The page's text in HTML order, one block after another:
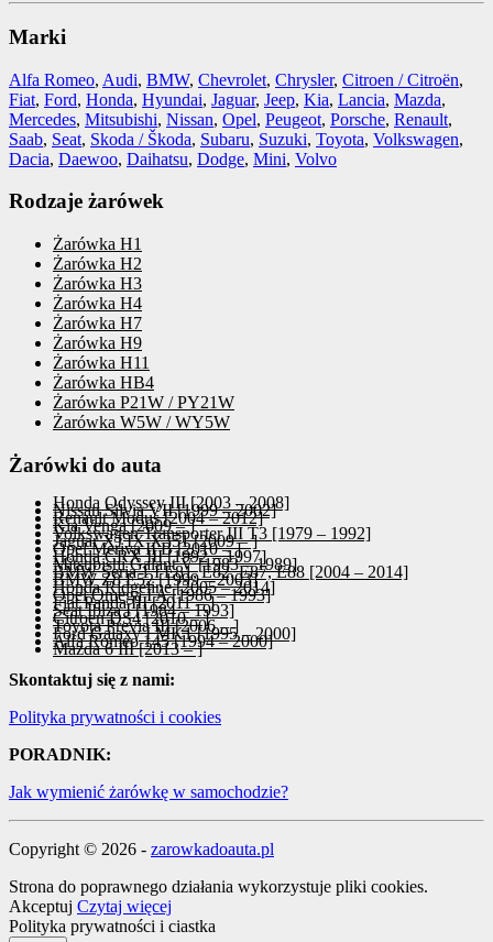
Marki
Alfa Romeo, Audi, BMW, Chevrolet, Chrysler, Citroen / Citroën,
Fiat, Ford, Honda, Hyundai, Jaguar, Jeep, Kia, Lancia, Mazda,
Mercedes, Mitsubishi, Nissan, Opel, Peugeot, Porsche, Renault,
Saab, Seat, Skoda / Škoda, Subaru, Suzuki, Toyota, Volkswagen,
Dacia, Daewoo, Daihatsu, Dodge, Mini, Volvo
Rodzaje żarówek
Żarówka H1
Żarówka H2
Żarówka H3
Żarówka H4
Żarówka H7
Żarówka H9
Żarówka H11
Żarówka HB4
Żarówka P21W / PY21W
Żarówka W5W / WY5W
Żarówki do auta
Honda Odyssey III [2003 – 2008]
Nissan Silvia VII [1999 – 2002]
Renault Modus [2004 – 2012]
Kia Venga [2009 – ]
Volkswagen Transporter III T3 [1979 – 1992]
Jaguar XJ IX X351 [2009 – ]
Opel Meriva II B [2010 – ]
Honda CRX III [1992 – 1997]
Mitsubishi Galant V [1983 – 1989]
BMW Seria 1 I E81, E82, E87, E88 [2004 – 2014]
BMW Z8 E52 [1999 – 2003]
Honda Ridgeline [2005 – 2014]
Opel Omega I A [1986 – 1993]
Fiat Panda III [2011 – ]
Seat Ibiza I [1984 – 1993]
Citroen DS4 [2010 – ]
Toyota Previa III [2006 – ]
Ford Galaxy I MK1 [1995 – 2000]
Alfa Romeo 145 [1994 – 2000]
Mazda 6 III [2013 – ]
Skontaktuj się z nami:
Polityka prywatności i cookies
PORADNIK:
Jak wymienić żarówkę w samochodzie?
Copyright © 2026 - zarowkadoauta.pl
Strona do poprawnego działania wykorzystuje pliki cookies.
Akceptuj Czytaj więcej
Polityka prywatności i ciastka